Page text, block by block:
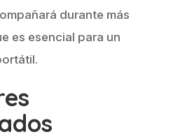
durante más
es esencial para un